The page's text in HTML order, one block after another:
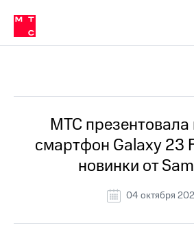
Медиа-центр
и акционерам
Устойчивое развитие
Комплаенс и деловая этика
компании
Карьера
История
компании
Руководство
информация
в МТС
Пресс-
релизы
МТС
о технологиях
МТС презентовала
смартфон Galaxy 23
новинки от
04 октября